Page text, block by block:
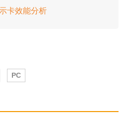
卡效能分析
PC